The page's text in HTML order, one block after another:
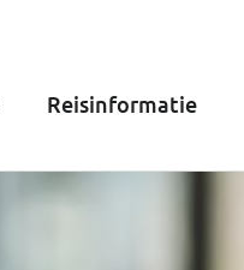
Reisinformatie